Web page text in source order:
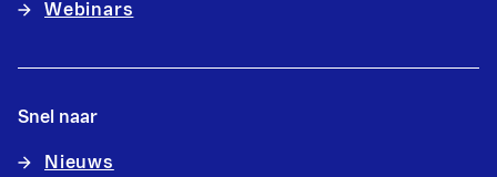
Webinars
Snel naar
Nieuws